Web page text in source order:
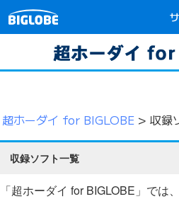
超ホーダイ for BIGLOBE > 収録
収録ソフト一覧
「超ホーダイ for BIGLOBE」では